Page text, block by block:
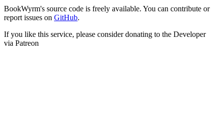
BookWyrm's source code is freely available. You can contribute or
report issues on GitHub.
If you like this service, please consider donating to the Developer
via Patreon